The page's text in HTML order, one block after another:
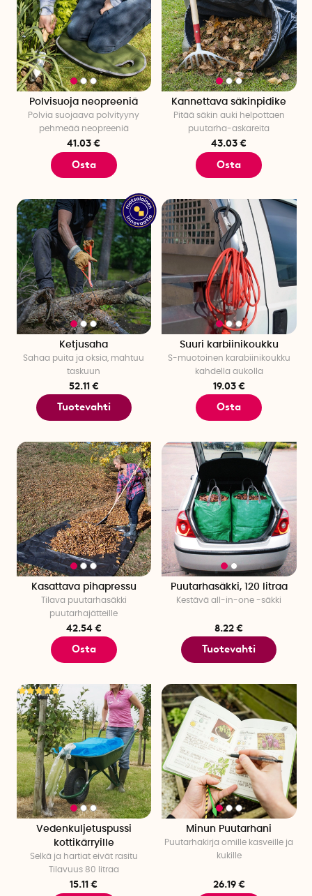
Polvisuoja neopreeniä
Polvia suojaava polvityyny
pehmeää neopreeniä
41.03 €
Osta
Kannettava säkinpidike
Pitää säkin auki helpottaen
puutarha-askareita
43.03 €
Osta
Ketjusaha
Sahaa puita ja oksia, mahtuu
taskuun
52.11 €
Tuotevahti
Suuri karbiinikoukku
S-muotoinen karabiinikoukku
kahdella aukolla
19.03 €
Osta
Kasattava pihapressu
Tilava puutarhasäkki
puutarhajätteille
42.54 €
Osta
Puutarhasäkki, 120 litraa
Kestävä all-in-one -säkki
8.22 €
Tuotevahti
Vedenkuljetuspussi
kottikärryille
Selkä ja hartiat eivät rasitu
Tilavuus 80 litraa
15.11 €
Minun Puutarhani
Puutarhakirja omille kasveille ja
kukille
26.19 €